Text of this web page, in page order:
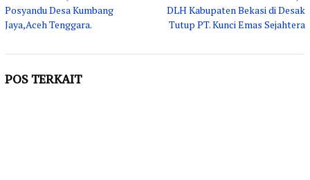
pos
Posyandu Desa Kumbang
Jaya,Aceh Tenggara.
DLH Kabupaten Bekasi di Desak
Tutup PT. Kunci Emas Sejahtera
POS TERKAIT